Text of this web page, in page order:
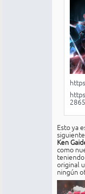
Esto ya
Ken
como
original
ningún